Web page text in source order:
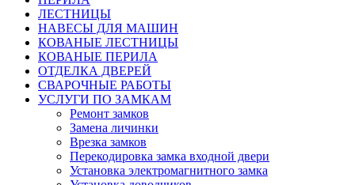
ЛЕСТНИЦЫ
НАВЕСЫ ДЛЯ МАШИН
КОВАНЫЕ ЛЕСТНИЦЫ
КОВАНЫЕ ПЕРИЛА
ОТДЕЛКА ДВЕРЕЙ
СВАРОЧНЫЕ РАБОТЫ
УСЛУГИ ПО ЗАМКАМ
Ремонт замков
Замена личинки
Врезка замков
Перекодировка замка входной двери
Установка электромагнитного замка